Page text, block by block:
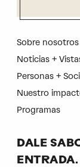
Sobre nosotros
Noticias +
Personas +
Nuestro
Programas
DALE
ENTRADA.